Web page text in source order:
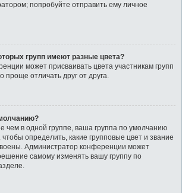
попробуйте отправить ему личное
групп имеют разные цвета?
может присваивать цвета участникам групп
проще отличать друг от друга.
чем в одной группе, ваша группа по умолчанию
чтобы определить, какие групповые цвет и звание
Администратор конференции может
самому изменять вашу группу по